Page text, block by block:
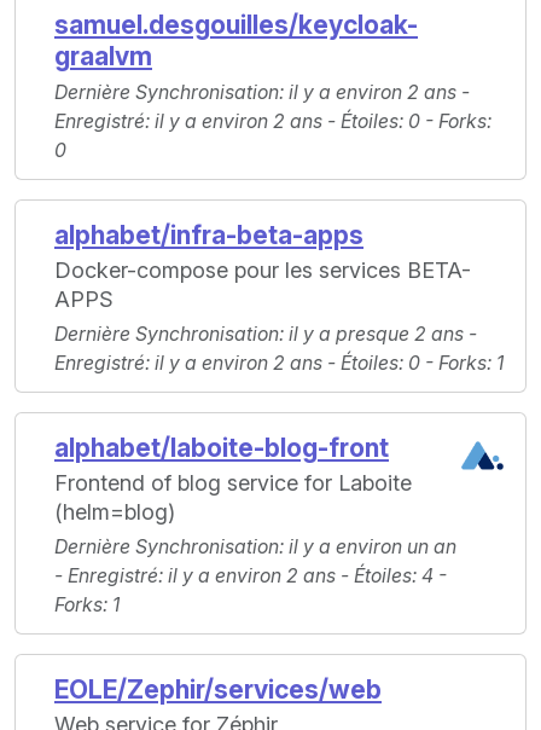
samuel.desgouilles/keycloak-
graalvm
Dernière Synchronisation: il y a environ 2 ans -
Enregistré: il y a environ 2 ans - Étoiles: 0 - Forks:
0
alphabet/infra-beta-apps
Docker-compose pour les services BETA-
APPS
Dernière Synchronisation: il y a presque 2 ans -
Enregistré: il y a environ 2 ans - Étoiles: 0 - Forks: 1
alphabet/laboite-blog-front
Frontend of blog service for Laboite
(helm=blog)
Dernière Synchronisation: il y a environ un an
- Enregistré: il y a environ 2 ans - Étoiles: 4 -
Forks: 1
EOLE/Zephir/services/web